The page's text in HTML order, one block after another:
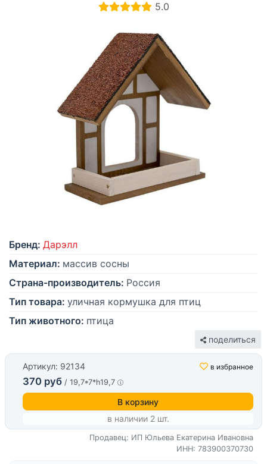
5.0
Бренд: Дарэлл
Материал: массив сосны
Страна-производитель: Россия
Тип товара: уличная кормушка для птиц
Тип животного: птица
поделиться
Артикул: 92134 в избранное
370 руб / 19,7*7*h19,7
В корзину
в наличии 2 шт.
Продавец: ИП Юльева Екатерина Ивановна
ИНН: 783900370730